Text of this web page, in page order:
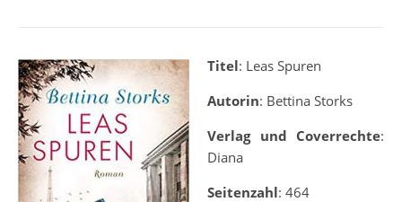
Titel: Leas Spuren
Autorin: Bettina Storks
Verlag und Coverrechte:
Diana
Seitenzahl: 464